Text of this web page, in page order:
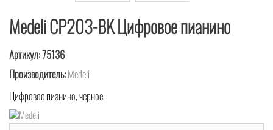
Medeli CP203-BK Цифровое пианино
Артикул:75136
Производитель:Medeli
Цифровое пианино, черное